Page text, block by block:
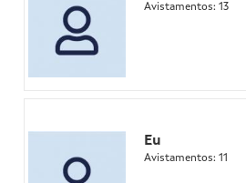
Avistamentos: 13
Eu
Avistamentos: 11